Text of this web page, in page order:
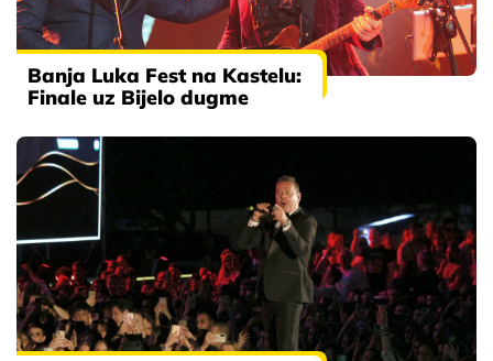
Banja Luka Fest na Kastelu:
Finale uz Bijelo dugme